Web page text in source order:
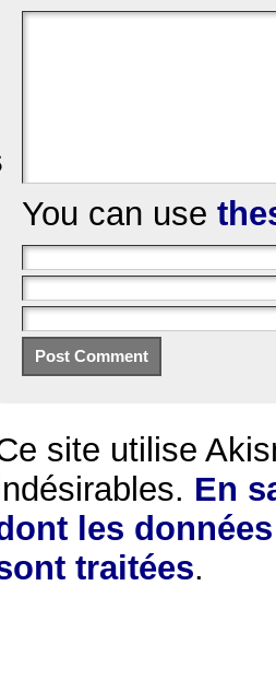
You can use
site utilise
En
les
traitées.